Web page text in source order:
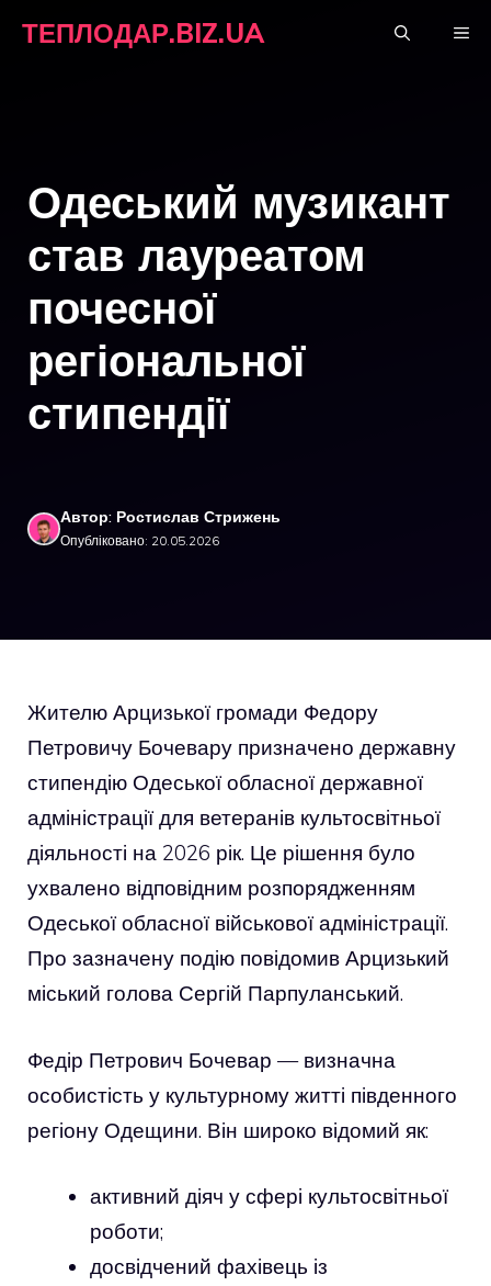
ТЕПЛОДАР.BIZ.UA
Одеський музикант
став лауреатом
почесної
регіональної
стипендії
Автор: Ростислав Стрижень
Опубліковано: 20.05.2026
Жителю Арцизької громади Федору
Петровичу Бочевару призначено державну
стипендію Одеської обласної державної
адміністрації для ветеранів культосвітньої
діяльності на 2026 рік. Це рішення було
ухвалено відповідним розпорядженням
Одеської обласної військової адміністрації.
Про зазначену подію повідомив Арцизький
міський голова Сергій Парпуланський.
Федір Петрович Бочевар — визначна
особистість у культурному житті південного
регіону Одещини. Він широко відомий як:
активний діяч у сфері культосвітньої
роботи;
досвідчений фахівець із